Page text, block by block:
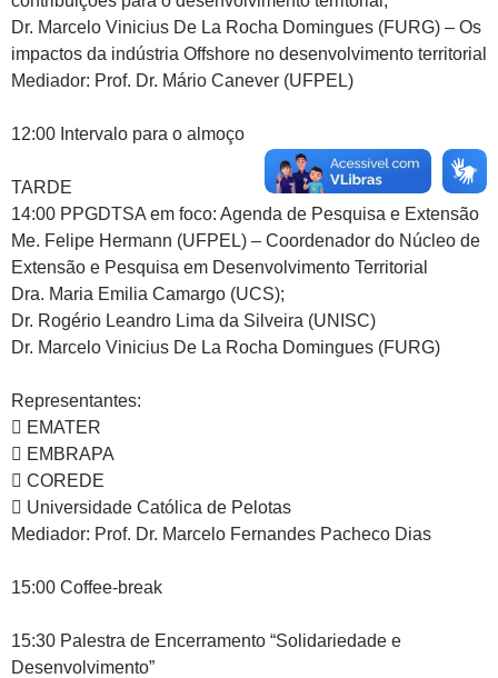
Dr. Marcelo Vinicius De La Rocha Domingues (FURG) – Os
impactos da indústria Offshore no desenvolvimento territorial
Mediador: Prof. Dr. Mário Canever (UFPEL)
12:00 Intervalo para o almoço
TARDE
14:00 PPGDTSA em foco: Agenda de Pesquisa e Extensão
Me. Felipe Hermann (UFPEL) – Coordenador do Núcleo de
Extensão e Pesquisa em Desenvolvimento Territorial
Dra. Maria Emilia Camargo (UCS);
Dr. Rogério Leandro Lima da Silveira (UNISC)
Dr. Marcelo Vinicius De La Rocha Domingues (FURG)
Representantes:
 EMATER
 EMBRAPA
 COREDE
 Universidade Católica de Pelotas
Mediador: Prof. Dr. Marcelo Fernandes Pacheco Dias
15:00 Coffee-break
15:30 Palestra de Encerramento “Solidariedade e
Desenvolvimento”